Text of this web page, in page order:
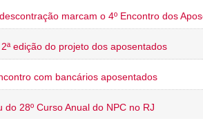
marcam o 4º Encontro dos
edição do projeto dos aposentados
com bancários aposentados
do 28º Curso Anual do NPC no RJ